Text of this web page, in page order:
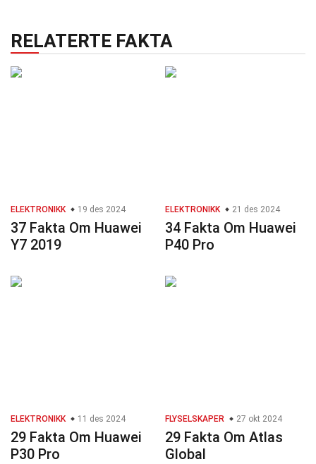
RELATERTE FAKTA
ELEKTRONIKK 19 des 2024
37 Fakta Om Huawei
Y7 2019
ELEKTRONIKK 21 des 2024
34 Fakta Om Huawei
P40 Pro
ELEKTRONIKK 11 des 2024
29 Fakta Om Huawei
P30 Pro
FLYSELSKAPER 27 okt 2024
29 Fakta Om Atlas
Global